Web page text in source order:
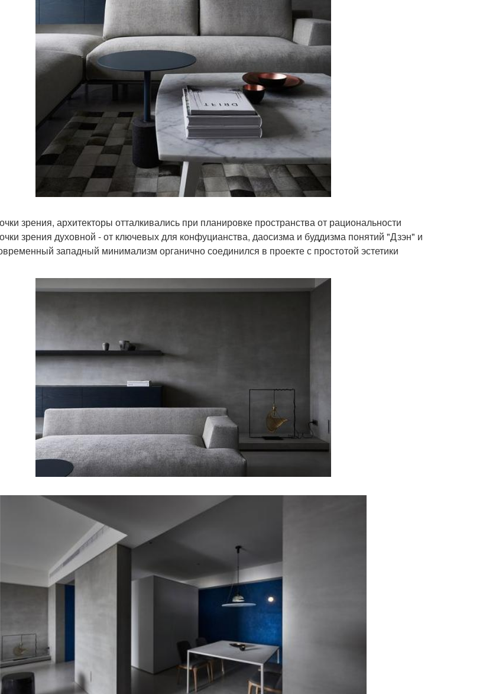
зрения, архитекторы отталкивались при планировке пространства от рациональности
зрения духовной - от ключевых для конфуцианства, даосизма и буддизма понятий "Дзэн" и
западный минимализм органично соединился в проекте с простотой эстетики